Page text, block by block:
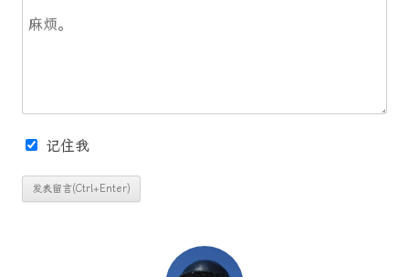
记住我